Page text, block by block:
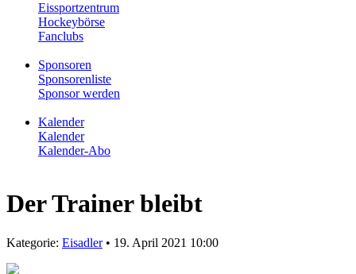
Eissportzentrum
Hockeybörse
Fanclubs
Sponsoren
Sponsorenliste
Sponsor werden
Kalender
Kalender
Kalender-Abo
Der Trainer bleibt
Kategorie: Eisadler• 19. April 2021 10:00